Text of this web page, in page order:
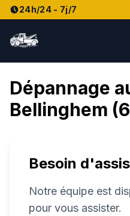
24h/24 - 7j/7
Dépannage
Bellinghem (
Besoin
Notre équipe est
pour vous assister.